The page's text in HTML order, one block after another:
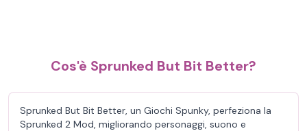
Cos'è Sprunked But Bit Better?
Sprunked But Bit Better, un Giochi Spunky, perfeziona la
Sprunked 2 Mod, migliorando personaggi, suono e